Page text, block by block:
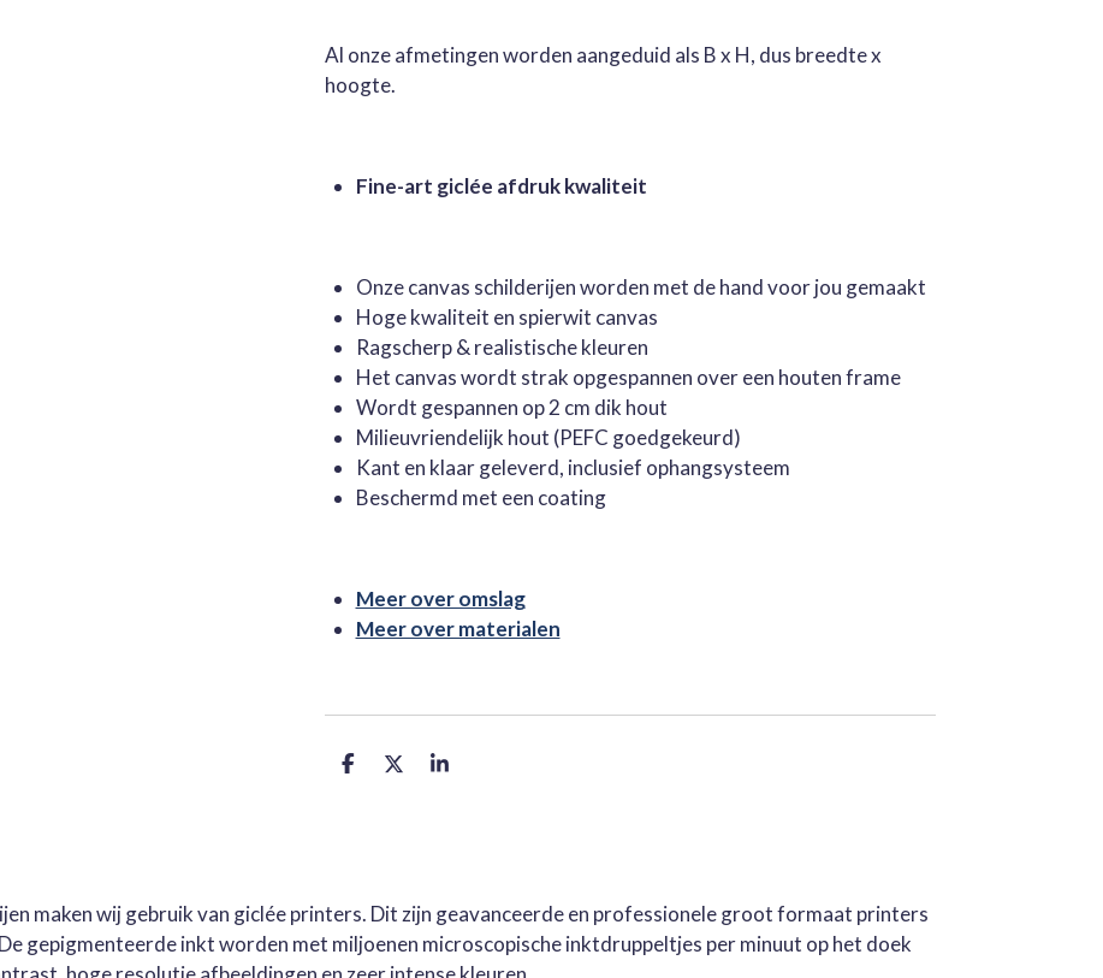
Al onze afmetingen worden aangeduid als B x H, dus breedte x
hoogte.
Fine-art giclée afdruk kwaliteit
Onze canvas schilderijen worden met de hand voor jou gemaakt
Hoge kwaliteit en spierwit canvas
Ragscherp & realistische kleuren
Het canvas wordt strak opgespannen over een houten frame
Wordt gespannen op 2 cm dik hout
Milieuvriendelijk hout (PEFC goedgekeurd)
Kant en klaar geleverd, inclusief ophangsysteem
Beschermd met een coating
Meer over omslag
Meer over materialen
D
D
S
maken wij gebruik van giclée printers. Dit zijn geavanceerde en professionele groot formaat printers
gepigmenteerde inkt worden met miljoenen microscopische inktdruppeltjes per minuut op het doek